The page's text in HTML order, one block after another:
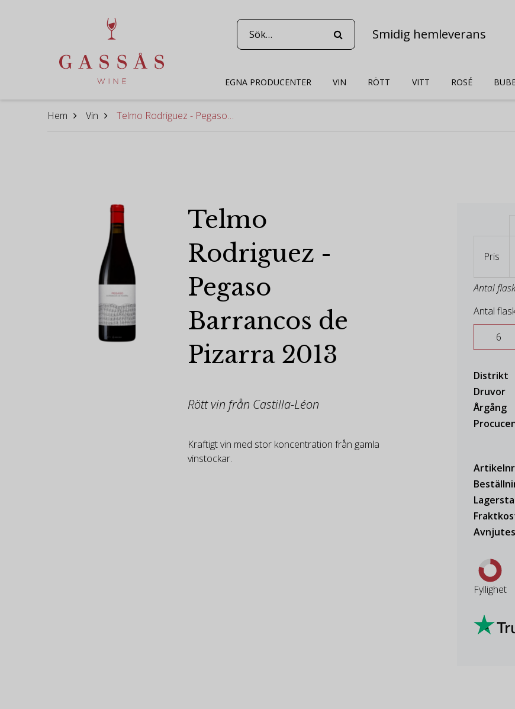
Smidig hemleverans
EGNA PRODUCENTER VIN RÖTT VITT ROSÉ
Hem Vin Telmo Rodriguez - Pegaso Barrancos de Pizarra 2013
Telmo
Rodriguez -
Pegaso
Barrancos de
Pizarra 2013
Rött vin från Castilla-Léon
Kraftigt vin med stor koncentration från gamla
vinstockar.
Pris
Antal
Antal
Distrikt
Druvor
Årgång
Artikelnr
Fyllighet